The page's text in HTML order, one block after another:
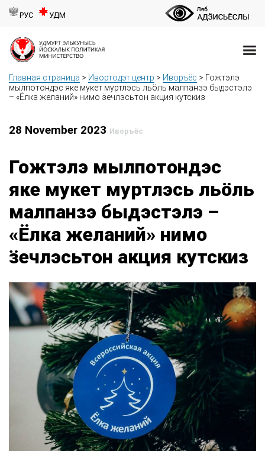
РУС УДМ
Главная страница > Ивортодэт центр > Иворъёс > Гожтэлэ
мылпотондэс яке мукет муртлэсь льӧль малпанзэ быдэстэлэ
– «Ёлка желаний» нимо ӟечлэсьтон акция кутскиз
28 November 2023 Иворъёс
Гожтэлэ мылпотондэс
яке мукет муртлэсь льӧль
малпанзэ быдэстэлэ –
«Ёлка желаний» нимо
ӟечлэсьтон акция кутскиз